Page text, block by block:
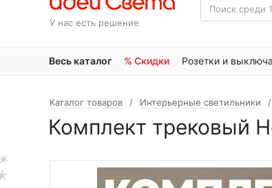
У нас есть решение
Весь каталог % Скидки Розетки и
Каталог товаров Интерьерные светильники
Комплект трековый